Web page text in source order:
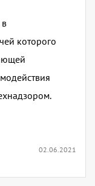
которого
02.06.2021